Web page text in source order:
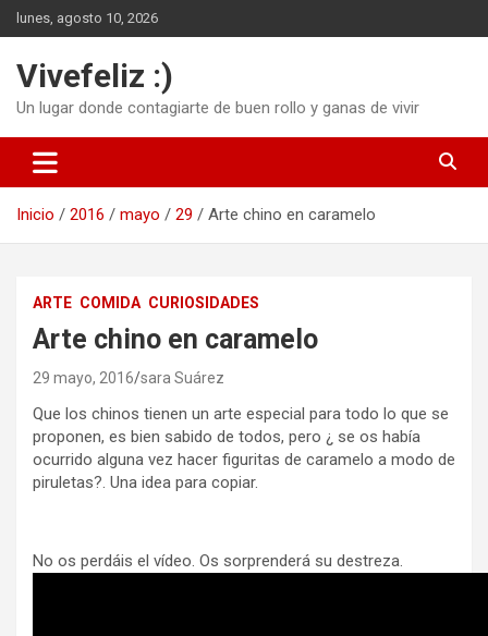
Saltar
al
lunes, agosto 10, 2026
Vivefeliz :)
Un lugar donde contagiarte de buen rollo y ganas de vivir
Inicio 2016 mayo 29 Arte chino en caramelo
ARTE COMIDA CURIOSIDADES
Arte chino en caramelo
29 mayo, 2016 sara Suárez
Que los chinos tienen un arte especial para todo lo que se
proponen, es bien sabido de todos, pero ¿ se os había
ocurrido alguna vez hacer figuritas de caramelo a modo de
piruletas?. Una idea para copiar.
No os perdáis el vídeo. Os sorprenderá su destreza.